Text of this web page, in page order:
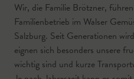
Wir, die Familie Brötzner,
Familienbetrieb im Walser
Salzburg. Seit Generationen
eignen sich besonders unsere
wichtig sind und kurze